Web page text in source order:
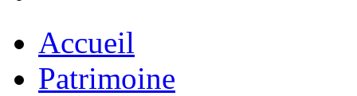
Accueil
Patrimoine